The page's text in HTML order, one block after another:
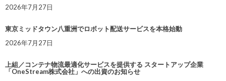
2026年7月27日
東京ミッドタウン八重洲でロボット配送サービスを本格始動
2026年7月27日
上組／コンテナ物流最適化サービスを提供する スタートアップ企業
「OneStream株式会社」への出資のお知らせ